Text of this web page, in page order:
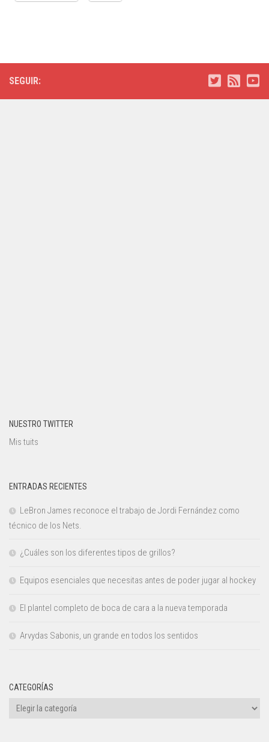
SEGUIR:
NUESTRO TWITTER
Mis tuits
ENTRADAS RECIENTES
LeBron James reconoce el trabajo de Jordi Fernández como
técnico de los Nets.
¿Cuáles son los diferentes tipos de grillos?
Equipos esenciales que necesitas antes de poder jugar al hockey
El plantel completo de boca de cara a la nueva temporada
Arvydas Sabonis, un grande en todos los sentidos
CATEGORÍAS
Categorías